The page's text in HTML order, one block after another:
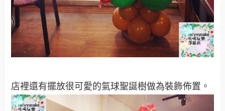
店裡還有擺放很可愛的氣球聖誕樹做為裝飾佈置。